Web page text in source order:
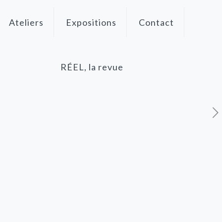
Ateliers Expositions Contact
RÉEL, la revue